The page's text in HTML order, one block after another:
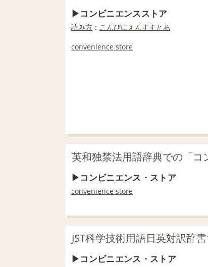
コンビニエンスストア
読み方 ： こんびにえんすすとあ
convenience store
英和独禁法用語辞典での「コ
コンビニエンス・ストア
convenience store
JST科学技術用語日英対訳辞
コンビニエンス・ストア